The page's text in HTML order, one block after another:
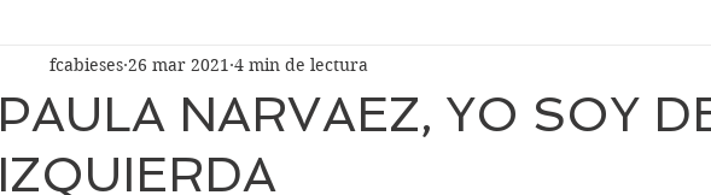
PAULA NARVAEZ, YO SOY
IZQUIERDA
fcabieses 26 mar 2021 4 min de lectura